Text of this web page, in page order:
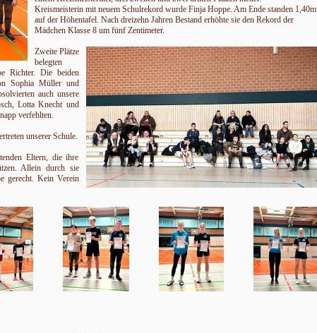
Kreismeisterin mit neuem Schulrekord wurde Finja Hoppe. Am Ende standen 1,40m
auf der Höhentafel. Nach dreizehn Jahren Bestand erhöhte sie den Rekord der
Mädchen Klasse 8 um fünf Zentimeter.
Zweite Plätze
belegten
Richter. Die beiden
Sophia Müller und
auch unsere
Lotta Knecht und
verfehlten.
unserer Schule.
Eltern, die ihre
Allein durch sie
gerecht. Kein Verein